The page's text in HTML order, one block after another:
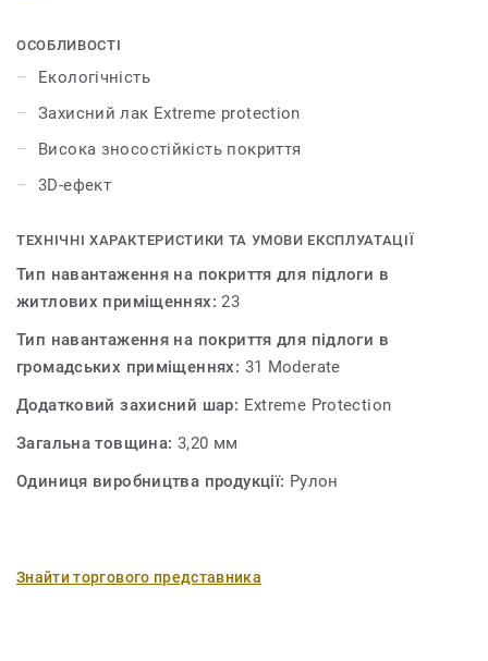
ОСОБЛИВОСТІ
Екологічність
Захисний лак Extreme protection
Висока зносостійкість покриття
3D-ефект
ТЕХНІЧНІ ХАРАКТЕРИСТИКИ ТА УМОВИ ЕКСПЛУАТАЦІЇ
Тип навантаження на покриття для підлоги в
житлових приміщеннях:23
Тип навантаження на покриття для підлоги в
громадських приміщеннях: 31 Moderate
Додатковий захисний шар: Extreme Protection
Загальна товщина: 3,20 мм
Одиниця виробництва продукції: Рулон
Знайти торгового представника